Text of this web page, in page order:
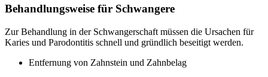
Behandlungsweise für Schwangere
Zur Behandlung in der Schwangerschaft müssen die Ursachen für
Karies und Parodontitis schnell und gründlich beseitigt werden.
Entfernung von Zahnstein und Zahnbelag